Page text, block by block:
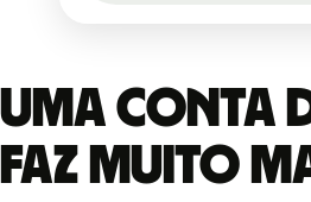
Uma conta
faz muito